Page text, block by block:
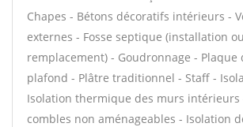
Chapes - Bétons décoratifs intérieurs -
externes - Fosse septique (installation ou
remplacement) - Goudronnage - Plaque
plafond - Plâtre traditionnel - Staff -
Isolation thermique des murs intérieurs
combles non aménageables - Isolation